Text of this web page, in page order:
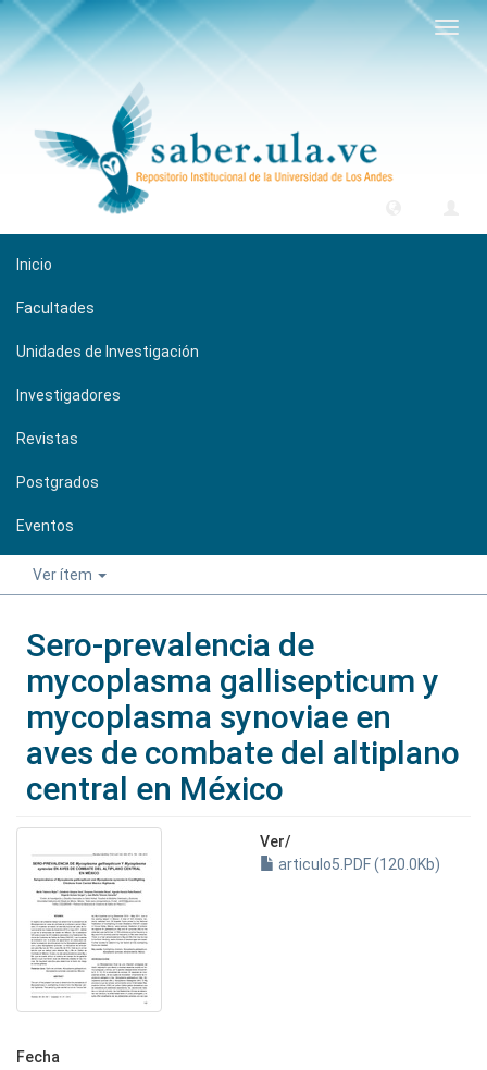
Inicio
Facultades
Unidades de Investigación
Investigadores
Revistas
Postgrados
Eventos
Ver ítem
Sero-prevalencia de
mycoplasma gallisepticum y
mycoplasma synoviae en
aves de combate del altiplano
central en México
Ver/
articulo5.PDF (120.0Kb)
Fecha